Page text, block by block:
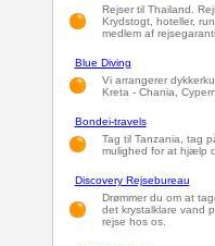
Rejser til Thailand.
Krydstogt, hoteller,
medlem af
Blue Diving
Vi arrangerer
Kreta - Chania,
Bondei-travels
Tag til Tanzania, tag
mulighed for at hjælp
Discovery Rejsebureau
Drømmer du om at
det krystalklare vand
rejse hos os.